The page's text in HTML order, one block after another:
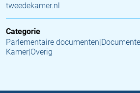
tweedekamer.nl
Categorie
Parlementaire
Kamer|Overig